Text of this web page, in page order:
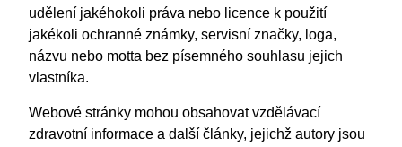
udělení jakéhokoli práva nebo licence k použití
jakékoli ochranné známky, servisní značky, loga,
názvu nebo motta bez písemného souhlasu jejich
vlastníka.
Webové stránky mohou obsahovat vzdělávací
zdravotní informace a další články, jejichž autory jsou